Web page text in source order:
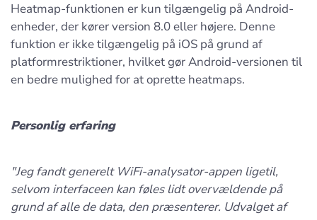
Heatmap-funktionen er kun tilgængelig på Android-
enheder, der kører version 8.0 eller højere. Denne
funktion er ikke tilgængelig på iOS på grund af
platformrestriktioner, hvilket gør Android-versionen til
en bedre mulighed for at oprette heatmaps.
Personlig erfaring
"Jeg fandt generelt WiFi-analysator-appen ligetil,
selvom interfaceen kan føles lidt overvældende på
grund af alle de data, den præsenterer. Udvalget af